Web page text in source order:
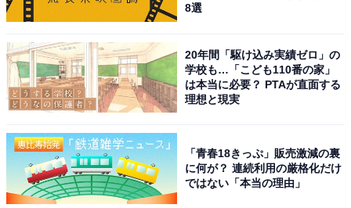
8選
20年間「駆け込み実績ゼロ」の
学校も…「こども110番の家」
は本当に必要？ PTAが直面する
理想と現実
「青春18きっぷ」販売激減の裏
に何が？ 連続利用の厳格化だけ
ではない「本当の理由」